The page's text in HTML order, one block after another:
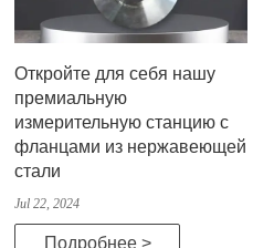
Откройте для себя нашу
премиальную
измерительную станцию с
фланцами из нержавеющей
стали
Jul 22, 2024
Подробнее >